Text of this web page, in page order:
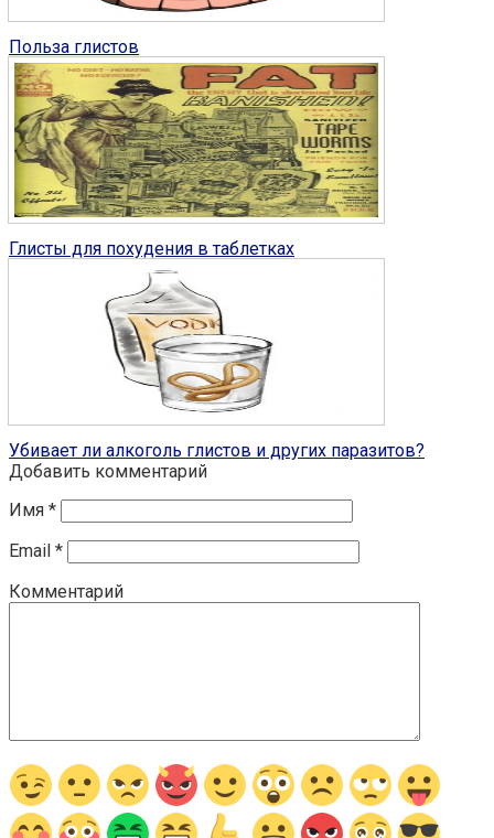
Глисты у человека 0
Польза глистов
Глисты у человека 7
Глисты для похудения в таблетках
Глисты у человека 7
Убивает ли алкоголь глистов и других паразитов?
Добавить комментарий
Имя *
Email *
Комментарий